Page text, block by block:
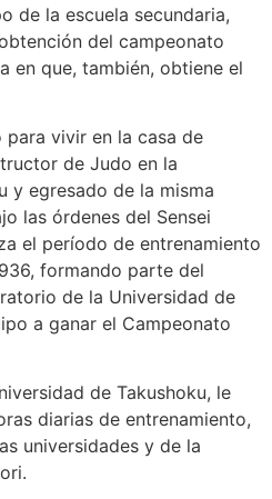
de la escuela secundaria,
del campeonato
en que, también, obtiene el
para vivir en la casa de
de Judo en la
y egresado de la misma
las órdenes del Sensei
el período de entrenamiento
formando parte del
de la Universidad de
a ganar el Campeonato
de Takushoku, le
diarias de entrenamiento,
universidades y de la